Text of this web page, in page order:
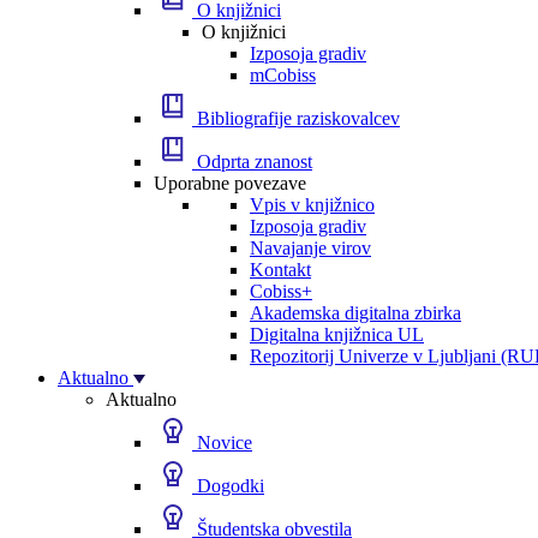
O knjižnici
O knjižnici
Izposoja gradiv
mCobiss
Bibliografije raziskovalcev
Odprta znanost
Uporabne povezave
Vpis v knjižnico
Izposoja gradiv
Navajanje virov
Kontakt
Cobiss+
Akademska digitalna zbirka
Digitalna knjižnica UL
Repozitorij Univerze v Ljubljani
Aktualno
Aktualno
Novice
Dogodki
Študentska obvestila